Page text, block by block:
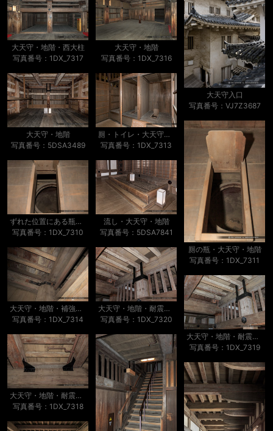
大天守入口
写真番号：VJ7Z3687
大天守・地階・西大柱
写真番号：1DX_7317
大天守・地階
写真番号：1DX_7316
大天守・地階
写真番号：5DSA3489
厠・トイレ・大天守・地階
写真番号：1DX_7313
厠の瓶・大天守・地階
写真番号：1DX_7311
ずれた位置にある瓶・厠・大天守・地階
写真番号：1DX_7310
流し・大天守・地階
写真番号：5DSA7841
大天守・地階・補強金物
写真番号：1DX_7314
大天守・地階・耐震補強金物
写真番号：1DX_7320
大天守・地階・耐震補強金物
写真番号：1DX_7319
大天守・地階・耐震補強金物
写真番号：1DX_7318